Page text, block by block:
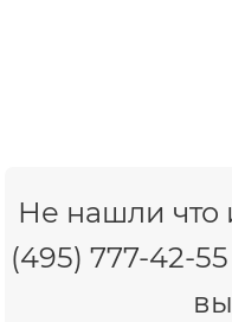
Не нашли что
(495) 777-42-